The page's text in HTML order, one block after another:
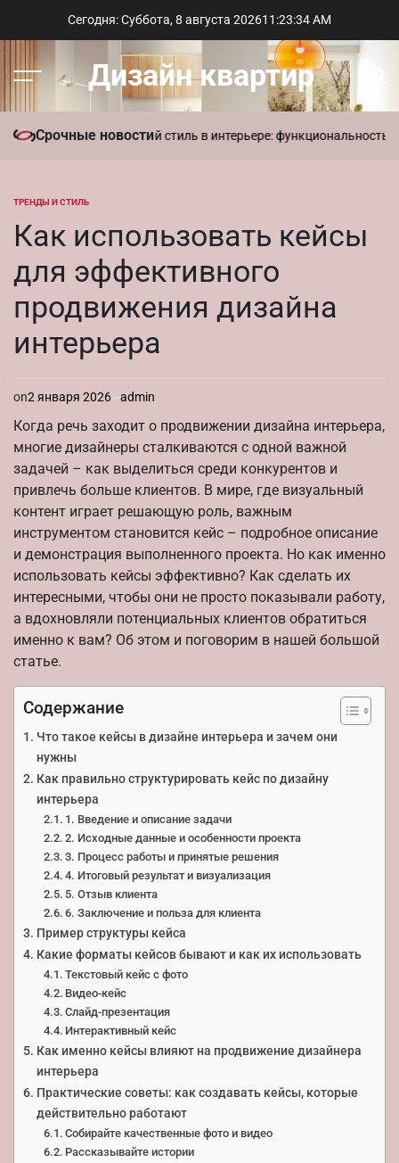
Сегодня: Суббота, 8 августа 202611 :23:35AM
Меню Дизайн квартир
Срочные новости
домеСовременный стиль в интерьере: функциональность и
ОПУБЛИКОВАНО
ТРЕНДЫ И СТИЛЬ
Как использовать кейсы
для эффективного
продвижения дизайна
интерьера
on2 января 2026 admin
Когда речь заходит о продвижении дизайна интерьера,
многие дизайнеры сталкиваются с одной важной
задачей – как выделиться среди конкурентов и
привлечь больше клиентов. В мире, где визуальный
контент играет решающую роль, важным
инструментом становится кейс – подробное описание
и демонстрация выполненного проекта. Но как именно
использовать кейсы эффективно? Как сделать их
интересными, чтобы они не просто показывали работу,
а вдохновляли потенциальных клиентов обратиться
именно к вам? Об этом и поговорим в нашей большой
статье.
Содержание
Что такое кейсы в дизайне интерьера и зачем они
нужны
Как правильно структурировать кейс по дизайну
интерьера
1. Введение и описание задачи
2. Исходные данные и особенности проекта
3. Процесс работы и принятые решения
4. Итоговый результат и визуализация
5. Отзыв клиента
6. Заключение и польза для клиента
Пример структуры кейса
Какие форматы кейсов бывают и как их использовать
Текстовый кейс с фото
Видео-кейс
Слайд-презентация
Интерактивный кейс
Как именно кейсы влияют на продвижение дизайнера
интерьера
Практические советы: как создавать кейсы, которые
действительно работают
Собирайте качественные фото и видео
Рассказывайте истории